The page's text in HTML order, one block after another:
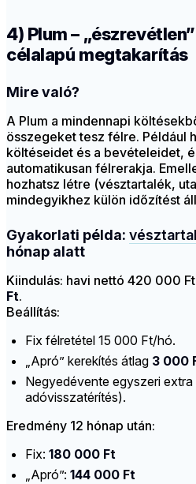
4) Plum –
célalapú megtakarítás
Mire való?
A Plum a mindennapi
összegeket tesz félre. Például
költéseidet és a bevételeidet,
automatikusan félrerakja.
hozhatsz létre (vésztartalék,
mindegyikhez külön időzítést
Gyakorlati példa:
hónap alatt
Kiindulás: havi nettó 420 000
Ft.
Beállítás:
Fix félretétel 15 000 Ft/hó.
„Apró” kerekítés átlag 3 000
Negyedévente egyszeri
adóvisszatérítés).
Eredmény 12 hónap után:
Fix: 180 000 Ft
„Apró”: 144 000 Ft